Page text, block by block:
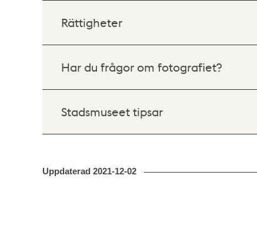
Rättigheter
Har du frågor om fotografiet?
Stadsmuseet tipsar
Uppdaterad 2021-12-02